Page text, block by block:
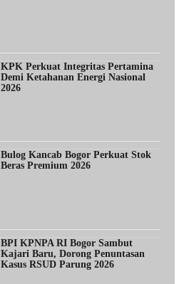
KPK Perkuat Integritas Pertamina
Demi Ketahanan Energi Nasional
2026
Bulog Kancab Bogor Perkuat Stok
Beras Premium 2026
BPI KPNPA RI Bogor Sambut
Kajari Baru, Dorong Penuntasan
Kasus RSUD Parung 2026